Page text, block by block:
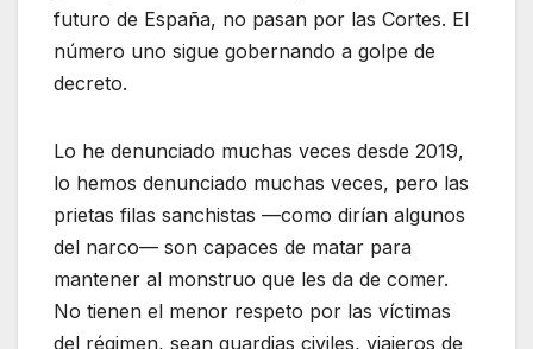
futuro de España, no pasan por las Cortes. El
número uno sigue gobernando a golpe de
decreto.
Lo he denunciado muchas veces desde 2019,
lo hemos denunciado muchas veces, pero las
prietas filas sanchistas —como dirían algunos
del narco— son capaces de matar para
mantener al monstruo que les da de comer.
No tienen el menor respeto por las víctimas
del régimen, sean guardias civiles, viajeros de